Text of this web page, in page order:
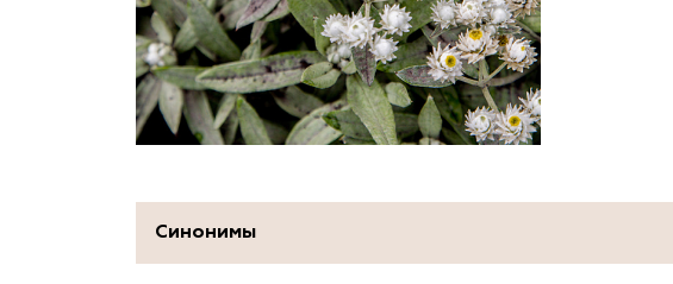
Синонимы